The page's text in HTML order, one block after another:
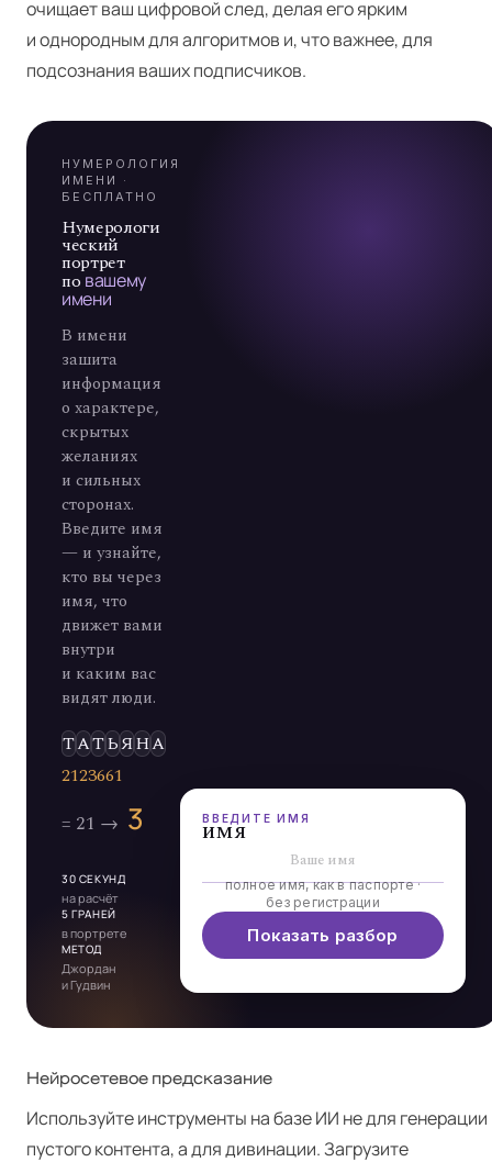
очищает ваш цифровой след, делая его ярким
и однородным для алгоритмов и, что важнее, для
подсознания ваших подписчиков.
А
7
НУМЕРОЛОГИЯ
ИМЕНИ ·
БЕСПЛАТНО
Нумерологи
ческий
портрет
по вашему
имени
В имени
зашита
информация
о характере,
скрытых
желаниях
и сильных
сторонах.
Введите имя
— и узнайте,
кто вы через
имя, что
движет вами
внутри
и каким вас
видят люди.
ЭЛЬД
30 СЕКУНД
на расчёт
5 ГРАНЕЙ
в портрете
МЕТОД
Джордан
и Гудвин
ВВЕДИТЕ ИМЯ
имя
полное имя, как в паспорте ·
без регистрации
Показать разбор
Нейросетевое предсказание
Используйте инструменты на базе ИИ не для генерации
пустого контента, а для дивинации. Загрузите